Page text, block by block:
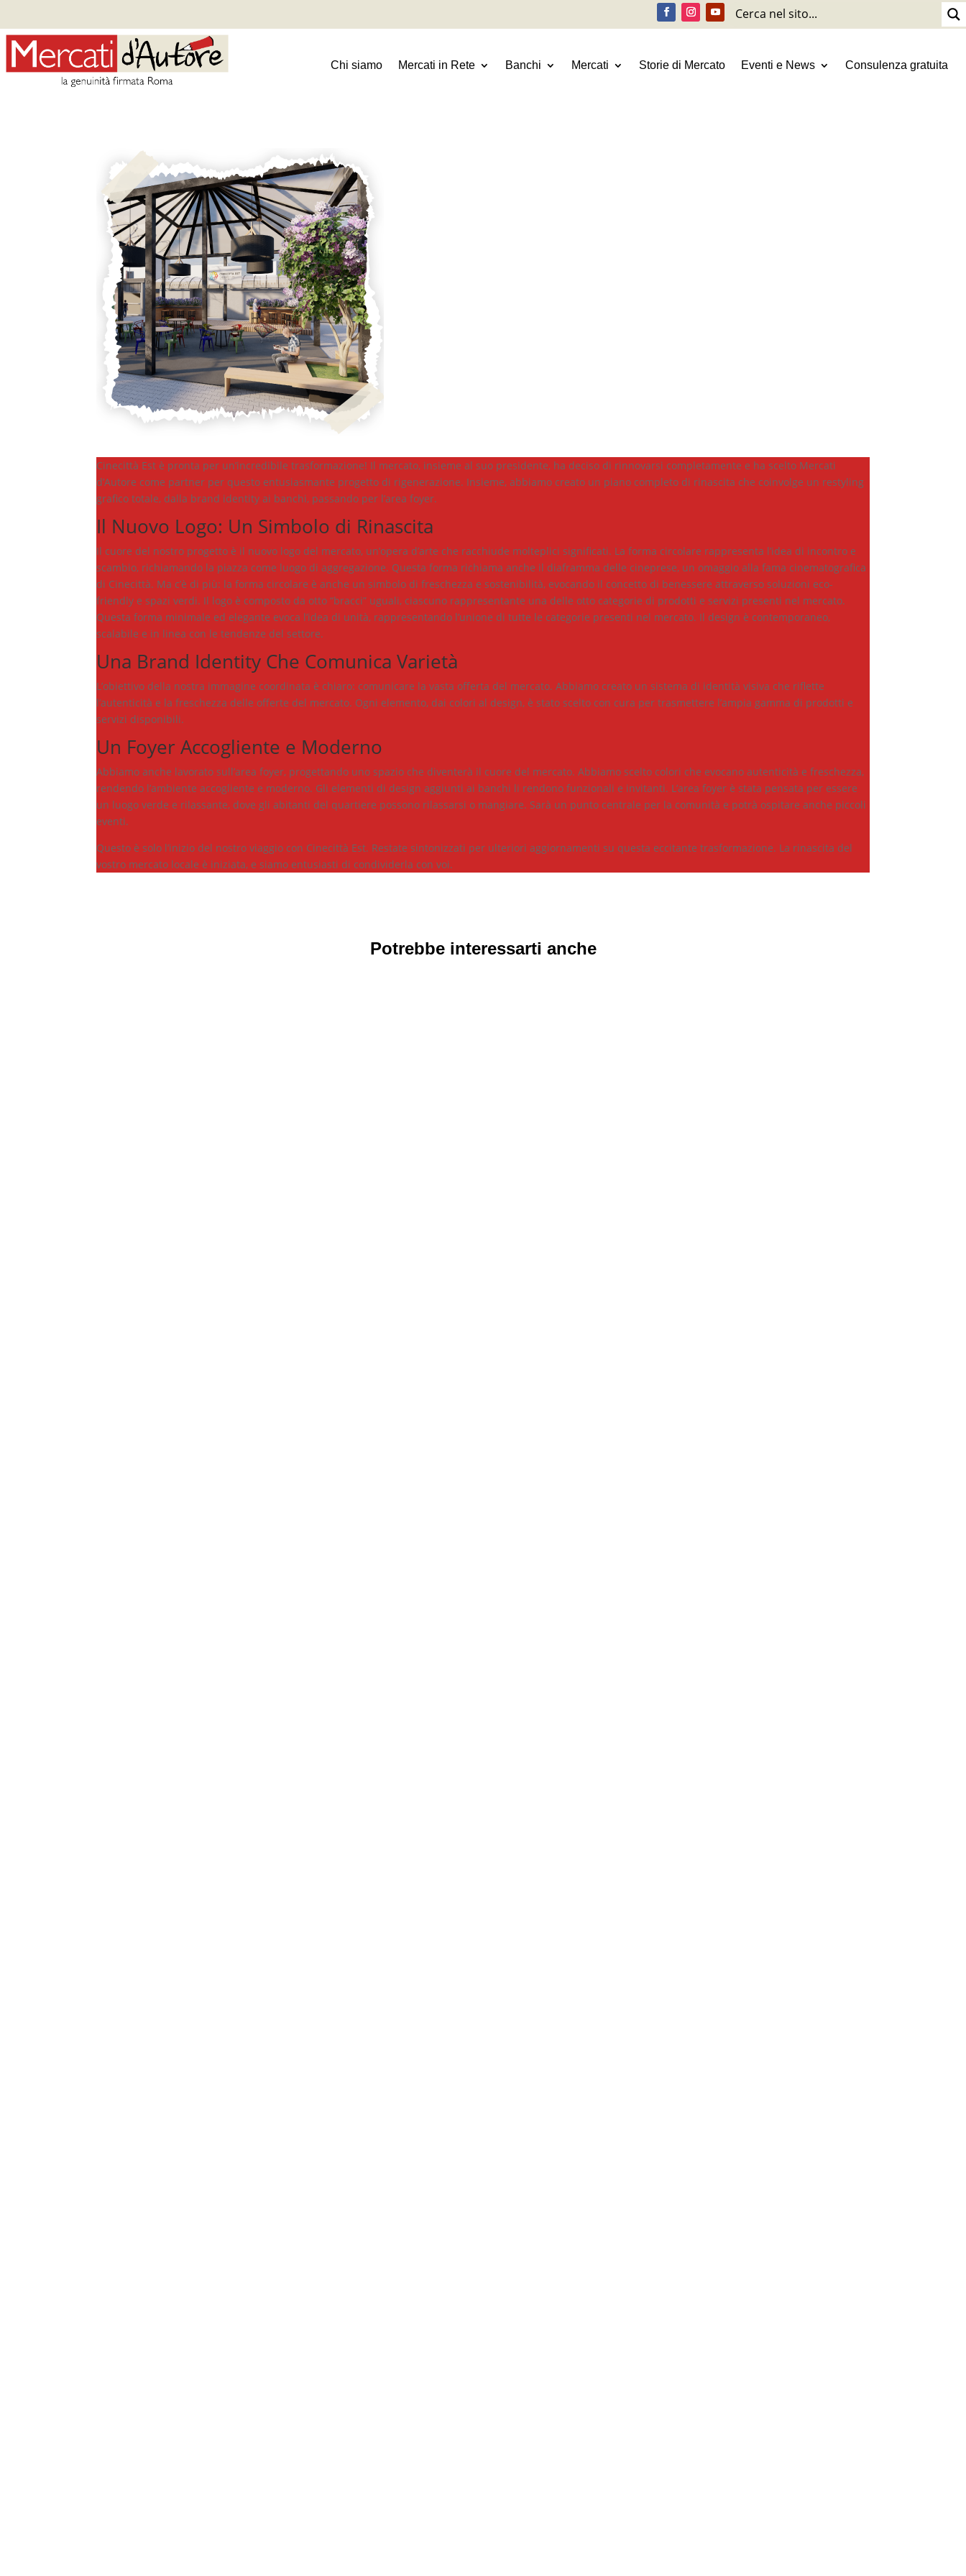
Chi siamo Mercati in Rete Banchi Mercati Storie di Mercato Eventi e News Consulenza gratuita
Cinecittà Est è pronta per un’incredibile trasformazione! Il mercato, insieme al suo presidente, ha deciso di rinnovarsi completamente e ha scelto Mercati
d’Autore come partner per questo entusiasmante progetto di rigenerazione. Insieme, abbiamo creato un piano completo di rinascita che coinvolge un restyling
grafico totale, dalla brand identity ai banchi, passando per l’area foyer.
Il Nuovo Logo: Un Simbolo di Rinascita
Il cuore del nostro progetto è il nuovo logo del mercato, un’opera d’arte che racchiude molteplici significati. La forma circolare rappresenta l’idea di incontro e
scambio, richiamando la piazza come luogo di aggregazione. Questa forma richiama anche il diaframma delle cineprese, un omaggio alla fama cinematografica
di Cinecittà. Ma c’è di più: la forma circolare è anche un simbolo di freschezza e sostenibilità, evocando il concetto di benessere attraverso soluzioni eco-
friendly e spazi verdi. Il logo è composto da otto “bracci” uguali, ciascuno rappresentante una delle otto categorie di prodotti e servizi presenti nel mercato.
Questa forma minimale ed elegante evoca l’idea di unità, rappresentando l’unione di tutte le categorie presenti nel mercato. Il design è contemporaneo,
scalabile e in linea con le tendenze del settore.
Una Brand Identity Che Comunica Varietà
L’obiettivo della nostra immagine coordinata è chiaro: comunicare la vasta offerta del mercato. Abbiamo creato un sistema di identità visiva che riflette
l’autenticità e la freschezza delle offerte del mercato. Ogni elemento, dai colori al design, è stato scelto con cura per trasmettere l’ampia gamma di prodotti e
servizi disponibili.
Un Foyer Accogliente e Moderno
Abbiamo anche lavorato sull’area foyer, progettando uno spazio che diventerà il cuore del mercato. Abbiamo scelto colori che evocano autenticità e freschezza,
rendendo l’ambiente accogliente e moderno. Gli elementi di design aggiunti ai banchi li rendono funzionali e invitanti. L’area foyer è stata pensata per essere
un luogo verde e rilassante, dove gli abitanti del quartiere possono rilassarsi o mangiare. Sarà un punto centrale per la comunità e potrà ospitare anche piccoli
eventi.
Questo è solo l’inizio del nostro viaggio con Cinecittà Est. Restate sintonizzati per ulteriori aggiornamenti su questa eccitante trasformazione. La rinascita del
vostro mercato locale è iniziata, e siamo entusiasti di condividerla con voi.
Potrebbe interessarti anche